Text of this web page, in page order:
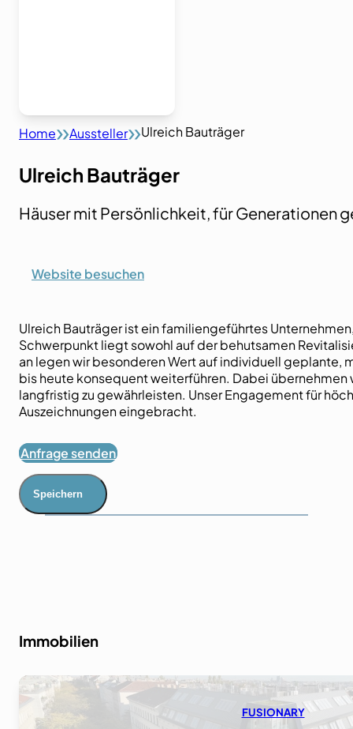
Home Aussteller Ulreich Bauträger
Ulreich Bauträger
Häuser mit Persönlichkeit, für Generationen
Website besuchen
Ulreich Bauträger ist ein familiengeführtes
Schwerpunkt liegt sowohl auf der behutsamen
an legen wir besonderen Wert auf individuell geplante,
bis heute konsequent weiterführen. Dabei
langfristig zu gewährleisten. Unser Engagement für
Auszeichnungen eingebracht.
Anfrage senden
Speichern
Immobilien
FUSIONARY